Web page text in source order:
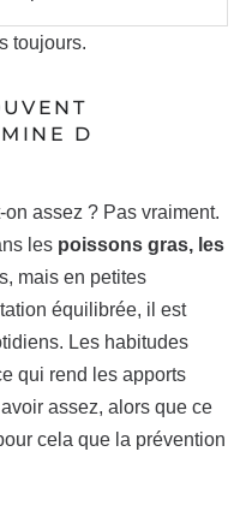
toujours.
D
on assez ? Pas vraiment.
les poissons gras, les
mais en petites
équilibrée, il est
Les habitudes
qui rend les apports
assez, alors que ce
cela que la prévention